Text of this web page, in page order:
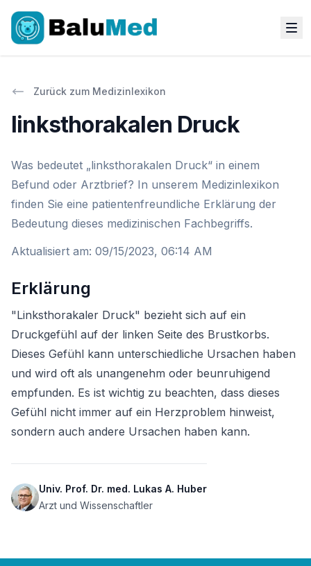
Zurück zum Medizinlexikon
linksthorakalen Druck
Was bedeutet „linksthorakalen Druck“ in einem
Befund oder Arztbrief? In unserem Medizinlexikon
finden Sie eine patientenfreundliche Erklärung der
Bedeutung dieses medizinischen Fachbegriffs.
Aktualisiert am: 09/15/2023, 06:14 AM
Erklärung
"Linksthorakaler Druck" bezieht sich auf ein
Druckgefühl auf der linken Seite des Brustkorbs.
Dieses Gefühl kann unterschiedliche Ursachen haben
und wird oft als unangenehm oder beunruhigend
empfunden. Es ist wichtig zu beachten, dass dieses
Gefühl nicht immer auf ein Herzproblem hinweist,
sondern auch andere Ursachen haben kann.
Univ. Prof. Dr. med. Lukas A. Huber
Arzt und Wissenschaftler